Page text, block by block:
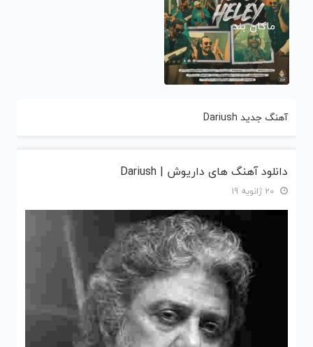
ماکان بند
آهنگ جدید Dariush
دانلود آهنگ های داریوش | Dariush